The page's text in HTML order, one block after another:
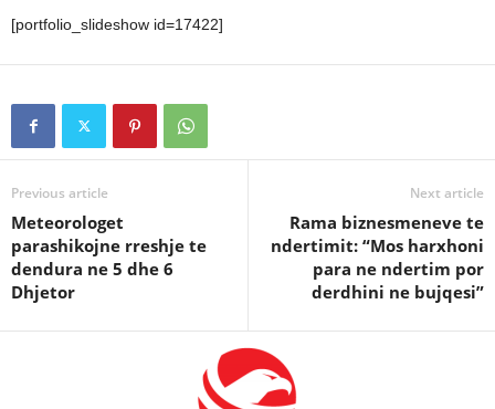
[portfolio_slideshow id=17422]
Previous article
Meteorologet
parashikojne rreshje te
dendura ne 5 dhe 6
Dhjetor
Next article
Rama biznesmeneve te
ndertimit: “Mos harxhoni
para ne ndertim por
derdhini ne bujqesi”